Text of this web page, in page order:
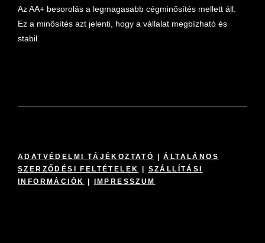
Az AA+ besorolás a legmagasabb cégminősítés mellett áll.
Ez a minősítés azt jelenti, hogy a vállalat megbízható és
stabil.
ADATVÉDELMI TÁJÉKOZTATÓ |ÁLTALÁNOS
SZERZŐDÉSI FELTÉTELEK
SZÁLLÍTÁSI
INFORMÁCIÓK
IMPRESSZUM